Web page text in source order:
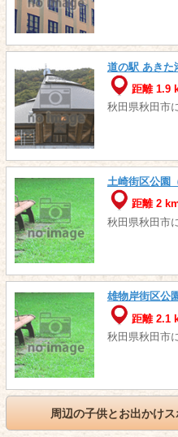
道の駅 あきた
距離 1.9
秋田県秋田市
土崎街区公園
距離 2
秋田県秋田市
雄物岸街区公
距離 2.1
秋田県秋田市
周辺の子供とお出かけ